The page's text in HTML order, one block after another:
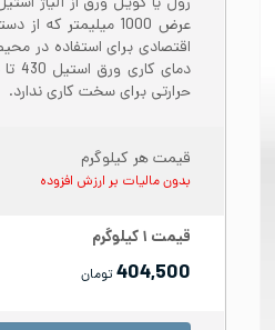
عرض 1000 میلیمتر
اقتصادی برای استفاده در
حرارتی برای سخت کاری ندارد.
قیمت هر کیلوگرم
بدون مالیات بر ارزش افزوده
قیمت ۱کیلوگرم
404,500تومان